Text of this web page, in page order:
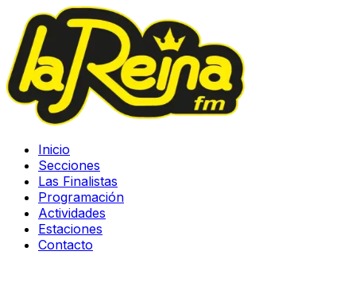
Inicio
Secciones
Las Finalistas
Programación
Actividades
Estaciones
Contacto